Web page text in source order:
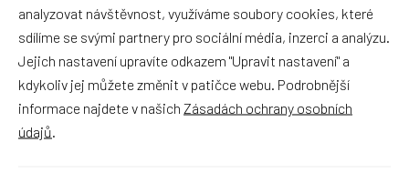
Zboží se stejným motivem
analyzovat návštěvnost, využíváme soubory cookies, které
sdílíme se svými partnery pro sociální média, inzerci a analýzu.
Jejich nastavení upravíte odkazem "Upravit nastavení" a
kdykoliv jej můžete změnit v patičce webu. Podrobnější
informace najdete v našich Zásadách ochrany osobních
údajů